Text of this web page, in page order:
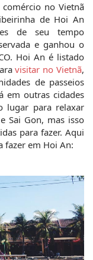
no Vietnã
de Hoi An
de seu tempo
e ganhou o
Hoi An é listado
visitar no Vietnã,
de passeios
em outras cidades
lugar para relaxar
Sai Gon, mas isso
para fazer. Aqui
fazer em Hoi An: